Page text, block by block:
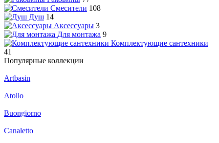
Смесители 108
Душ 14
Аксессуары 3
Для монтажа 9
Комплектующие сантехники
41
Популярные коллекции
Artbasin
Atollo
Buongiorno
Canaletto